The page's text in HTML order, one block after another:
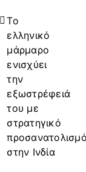
Το
ελληνικό
μάρμαρο
ενισχύει
την
εξωστρέφειά
του με
στρατηγικό
στην Ινδία